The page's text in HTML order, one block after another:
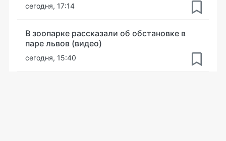
сегодня, 17:14
В зоопарке рассказали об обстановке в
паре львов (видео)
сегодня, 15:40